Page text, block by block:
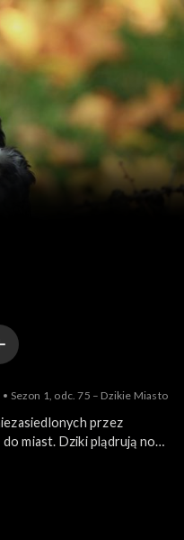
Prywatne życie zwierząt
Sezon 1, odc. 75 – Dzikie Miasto
przez
miast. Dziki plądrują nocą
rzekami spotkać
i brakiem strachu przed